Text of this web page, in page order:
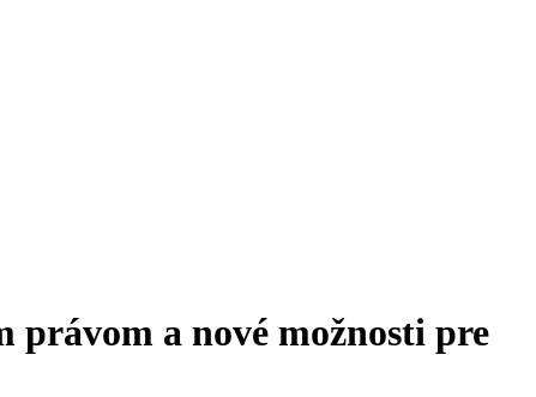
právom a nové možnosti pre